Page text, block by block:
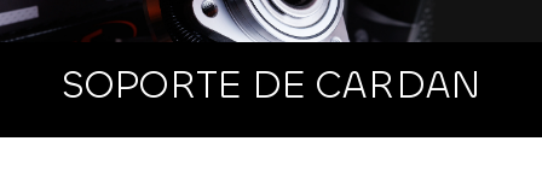
SOPORTE DE CARDAN